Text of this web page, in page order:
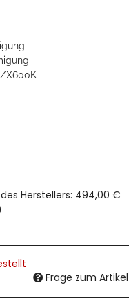
Herstellers: 494,00 €
Frage zum Artikel